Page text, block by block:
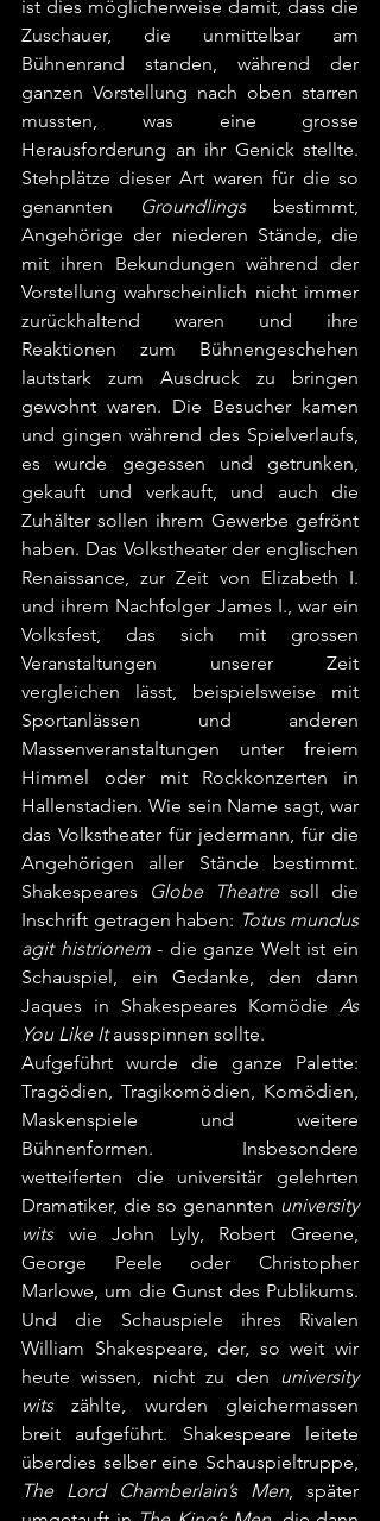
ist dies möglicherweise damit, dass die
Zuschauer, die unmittelbar am
Bühnenrand standen, während der
ganzen Vorstellung nach oben starren
mussten, was eine grosse
Herausforderung an ihr Genick stellte.
Stehplätze dieser Art waren für die so
genannten
Groundlings bestimmt,
Angehörige der niederen Stände, die
mit ihren Bekundungen während der
Vorstellung wahrscheinlich nicht immer
zurückhaltend waren und ihre
Reaktionen zum Bühnengeschehen
lautstark zum Ausdruck zu bringen
gewohnt waren. Die Besucher kamen
und gingen während des Spielverlaufs,
es wurde gegessen und getrunken,
gekauft und verkauft, und auch die
Zuhälter sollen ihrem Gewerbe gefrönt
haben. Das Volkstheater der englischen
Renaissance, zur Zeit von Elizabeth I.
und ihrem Nachfolger James I., war ein
Volksfest, das sich mit grossen
Veranstaltungen unserer Zeit
vergleichen lässt, beispielsweise mit
Sportanlässen und anderen
Massenveranstaltungen unter freiem
Himmel oder mit Rockkonzerten in
Hallenstadien. Wie sein Name sagt, war
das Volkstheater für jedermann, für die
Angehörigen aller Stände bestimmt.
Shakespeares
Globe Theatre soll die
Inschrift getragen haben: Totus mundus
agit histrionem - die ganze Welt ist ein
Schauspiel, ein Gedanke, den dann
Jaques in Shakespeares Komödie As
You Like It ausspinnen sollte.
Aufgeführt wurde die ganze Palette:
Tragödien, Tragikomödien, Komödien,
Maskenspiele und weitere
Bühnenformen. Insbesondere
wetteiferten die universitär gelehrten
Dramatiker, die so genannten university
wits wie John Lyly, Robert Greene,
George Peele oder Christopher
Marlowe, um die Gunst des Publikums.
Und die Schauspiele ihres Rivalen
William Shakespeare, der, so weit wir
heute wissen, nicht zu den university
wits zählte, wurden gleichermassen
breit aufgeführt. Shakespeare leitete
The Lord Chamberlain’s Men, später